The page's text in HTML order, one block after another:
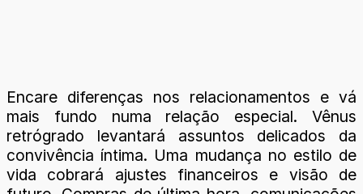
Encare diferenças nos relacionamentos e vá
mais fundo numa relação especial. Vênus
retrógrado levantará assuntos delicados da
convivência íntima. Uma mudança no estilo de
vida cobrará ajustes financeiros e visão de